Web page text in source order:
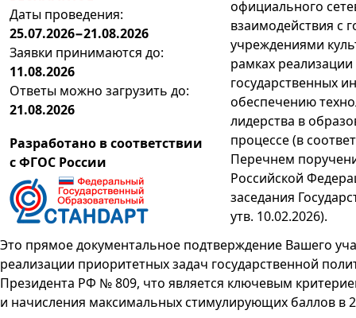
Даты проведения:
25.07.2026−21.08.2026
Заявки принимаются до:
11.08.2026
Ответы можно загрузить до:
21.08.2026
Разработано в соответствии
с ФГОС России
официального
взаимодействия с
учреждениями
рамках реализации
государственных
обеспечению
лидерства в
процессе (в
Перечнем
Российской
заседания
утв. 10.02.2026).
Это прямое документальное подтверждение Вашего
реализации приоритетных задач государственной
Президента РФ № 809, что является ключевым
и начисления максимальных стимулирующих баллов в